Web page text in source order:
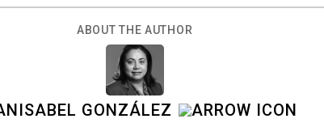
ABOUT THE AUTHOR
GONZÁLEZ